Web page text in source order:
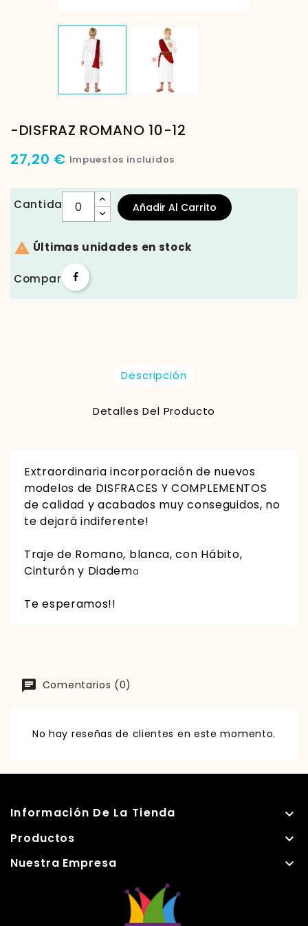
-DISFRAZ ROMANO 10-12
27,20 € Impuestos incluidos
Cantidad Añadir Al Carrito
 Últimas unidades en stock
Compartir
Descripción
Detalles Del Producto
Extraordinaria incorporación de nuevos
modelos de DISFRACES Y COMPLEMENTOS
de calidad y acabados muy conseguidos, no
te dejará indiferente!
Traje de Romano, blanca, con Hábito,
Cinturón y Diadema
Te esperamos!!
Comentarios (0)
No hay reseñas de clientes en este momento.
Información De La Tienda 
Productos 
Nuestra Empresa 